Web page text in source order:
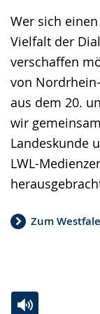
Wer sich
Vielfalt der
verschaffen
von
aus dem 20.
wir
Landeskunde
LWL-
Zum